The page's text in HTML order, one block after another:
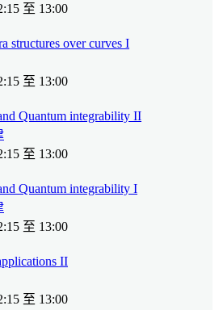
至 13:00
structures over curves I
至 13:00
Quantum integrability II
至 13:00
Quantum integrability I
至 13:00
II
至 13:00